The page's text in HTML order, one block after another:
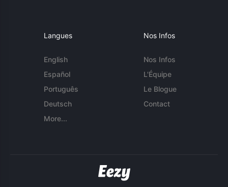
Langues
English
Español
Português
Deutsch
More...
Nos Infos
Nos Infos
L'Équipe
Le Blogue
Contact